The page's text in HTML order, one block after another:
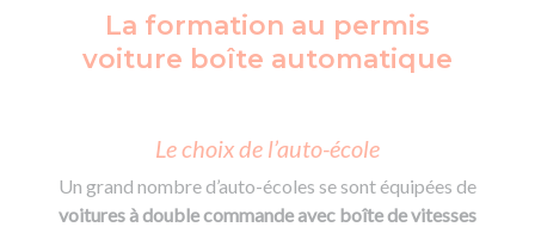
La formation au permis
voiture boîte automatique
Le choix de l’auto-école
Un grand nombre d’auto-écoles se sont équipées de
voitures à double commande avec boîte de vitesses